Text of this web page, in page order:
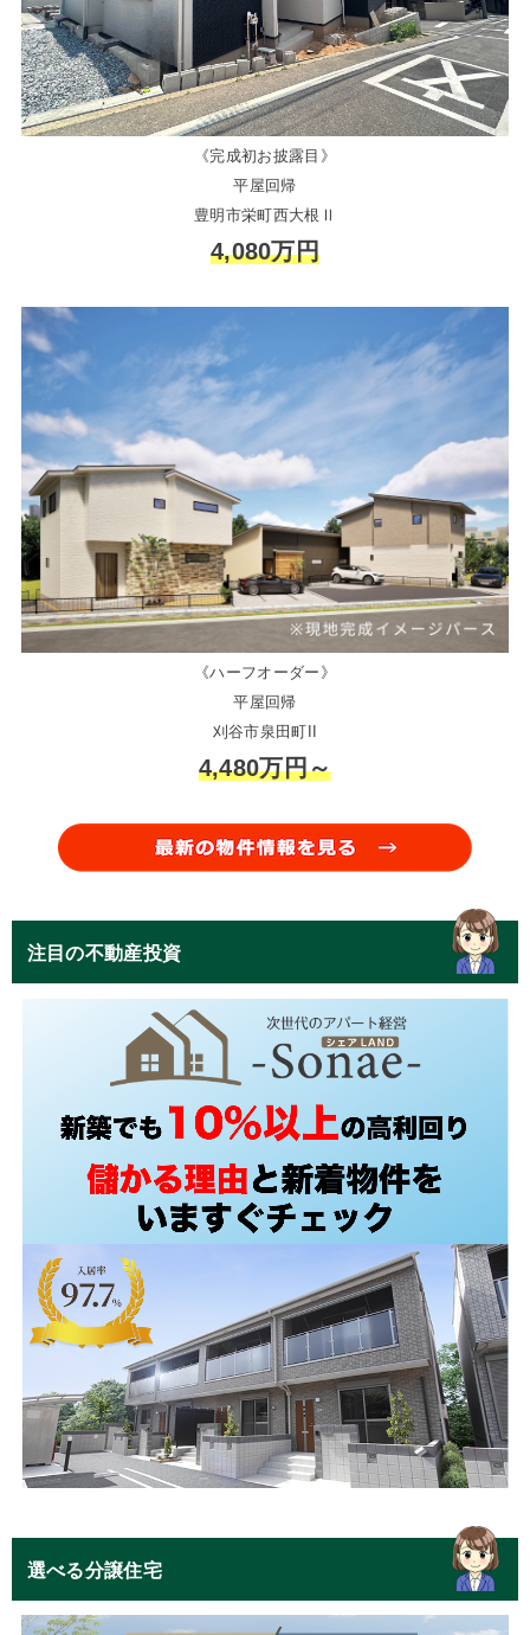
《完成初お披露目》
平屋回帰
豊明市栄町西大根Ⅱ
4,080万円
《ハーフオーダー》
平屋回帰
刈谷市泉田町II
4,480万円～
注目の不動産投資
選べる分譲住宅